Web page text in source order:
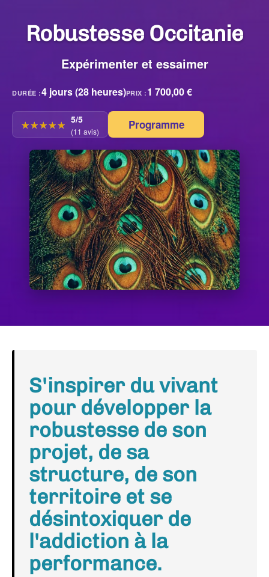
Robustesse Occitanie
Expérimenter et essaimer
DURÉE :4 jours (28 heures)PRIX : 1 700,00 €
☆☆☆☆☆
★★★★★ 5/5
(11 avis) Programme
S'inspirer du vivant
pour développer la
robustesse de son
projet, de sa
structure, de son
territoire et se
désintoxiquer de
l'addiction à la
performance.